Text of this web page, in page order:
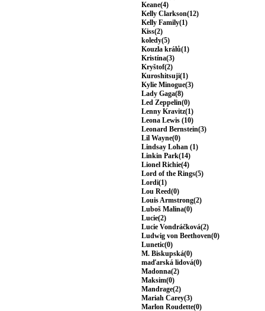
Keane(4)
Kelly Clarkson(12)
Kelly Family(1)
Kiss(2)
koledy(5)
Kouzla králů(1)
Kristína(3)
Kryštof(2)
Kuroshitsuji(1)
Kylie Minogue(3)
Lady Gaga(8)
Led Zeppelin(0)
Lenny Kravitz(1)
Leona Lewis (10)
Leonard Bernstein(3)
Lil Wayne(0)
Lindsay Lohan (1)
Linkin Park(14)
Lionel Richie(4)
Lord of the Rings(5)
Lordi(1)
Lou Reed(0)
Louis Armstrong(2)
Luboš Malina(0)
Lucie(2)
Lucie Vondráčková(2)
Ludwig von Beethoven(0)
Lunetic(0)
M. Biskupská(0)
maďarská lidová(0)
Madonna(2)
Maksim(0)
Mandrage(2)
Mariah Carey(3)
Marlon Roudette(0)